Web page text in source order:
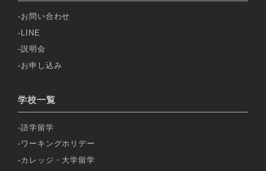
お問い合わせ
LINE
説明会
お申し込み
学校一覧
語学留学
ワーキングホリデー
カレッジ・大学留学